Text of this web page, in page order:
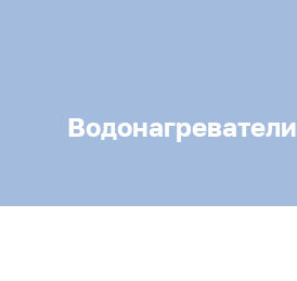
Водонагреватели